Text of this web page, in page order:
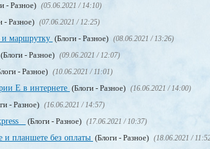
- Разное) (05.06.2021 / 14:10)
- Разное) (07.06.2021 / 12:25)
и маршрутку (Блоги - Разное) (08.06.2021 / 13:26)
(Блоги - Разное) (09.06.2021 / 12:07)
- Разное) (10.06.2021 / 11:01)
Е в интернете (Блоги - Разное) (16.06.2021 / 14:00)
- Разное) (16.06.2021 / 14:57)
(Блоги - Разное) (17.06.2021 / 10:37)
и планшете без оплаты (Блоги - Разное) (18.06.2021 /